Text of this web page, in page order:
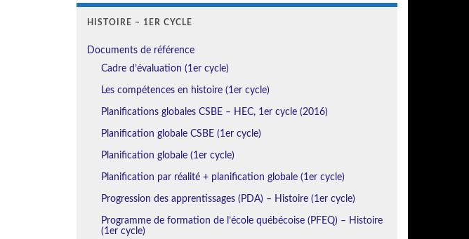
HISTOIRE – 1ER CYCLE
Documents de référence
Cadre d’évaluation (1er cycle)
Les compétences en histoire (1er cycle)
Planifications globales CSBE – HEC, 1er cycle (2016)
Planification globale CSBE (1er cycle)
Planification globale (1er cycle)
Planification par réalité + planification globale (1er cycle)
Progression des apprentissages (PDA) – Histoire (1er cycle)
Programme de formation de l’école québécoise (PFEQ) – Histoire
(1er cycle)